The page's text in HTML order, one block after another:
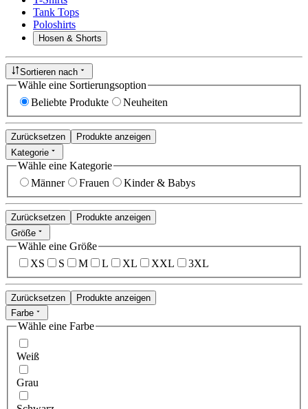
Tank Tops
Poloshirts
Hosen & Shorts
Sortieren nach
Wähle eine Sortierungsoption
Beliebte Produkte
Neuheiten
Zurücksetzen
Produkte anzeigen
Kategorie
Wähle eine Kategorie
Männer
Frauen Kinder & Babys
Zurücksetzen
Produkte anzeigen
Größe
Wähle eine Größe
XS
S M L XL XXL 3XL
Zurücksetzen
Produkte anzeigen
Farbe
Wähle eine Farbe
Weiß
Grau